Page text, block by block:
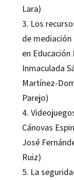
Lara)
3. Los
de mediación
en
Inmaculada
Martínez-
Parejo)
4.
Cánovas
José
Ruiz)
5. La